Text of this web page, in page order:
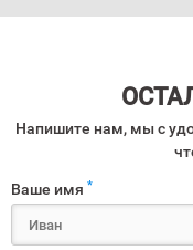
Напишите нам, мы с
Ваше имя *